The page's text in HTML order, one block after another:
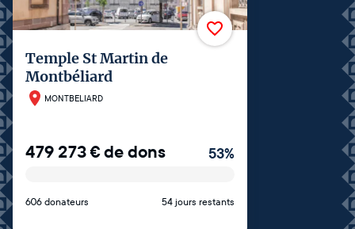
Temple St Martin de
Montbéliard
MONTBELIARD
479 273€de dons 53%
606 donateurs 54 jours restants